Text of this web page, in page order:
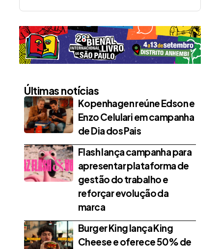
Últimas notícias
Kopenhagen reúne Edson e
Enzo Celulari em campanha
de Dia dos Pais
Flash lança campanha para
apresentar plataforma de
gestão do trabalho e
reforçar evolução da
marca
Burger King lança King
Cheese e oferece 50% de